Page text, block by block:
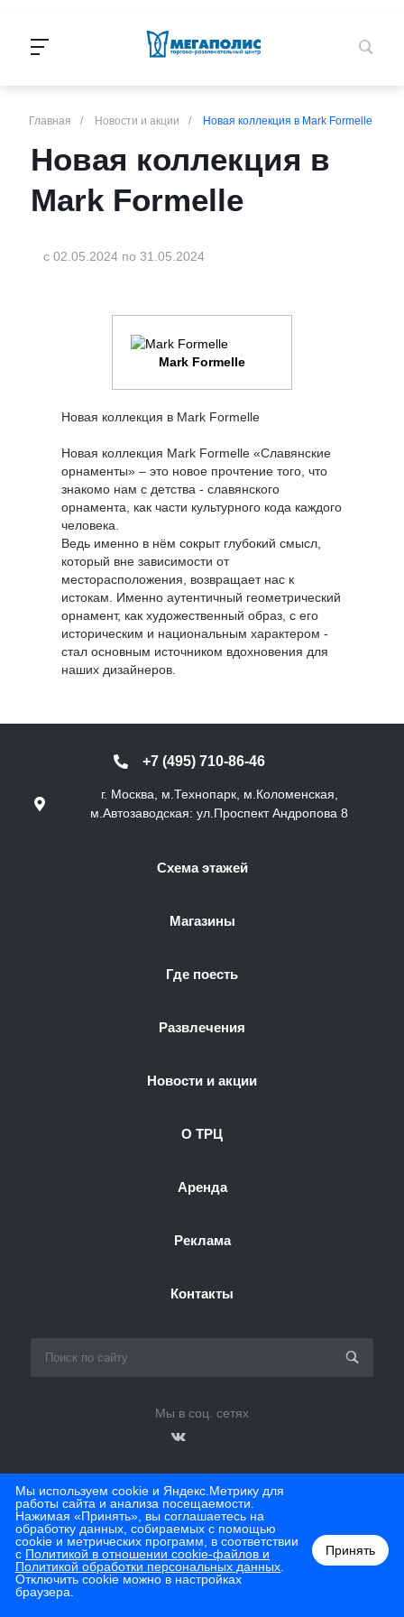
Главная / Новости и акции / Новая коллекция в Mark Formelle
Новая коллекция в
Mark Formelle
с 02.05.2024 по 31.05.2024
Mark Formelle
Новая коллекция в Mark Formelle
Новая коллекция Mark Formelle «Славянские
орнаменты» – это новое прочтение того, что
знакомо нам с детства - славянского
орнамента, как части культурного кода каждого
человека.
Ведь именно в нём сокрыт глубокий смысл,
который вне зависимости от
месторасположения, возвращает нас к
истокам. Именно аутентичный геометрический
орнамент, как художественный образ, с его
историческим и национальным характером -
стал основным источником вдохновения для
наших дизайнеров.
+7 (495) 710-86-46
г. Москва, м.Технопарк, м.Коломенская,
м.Автозаводская: ул.Проспект Андропова 8
Схема этажей
Магазины
Где поесть
Развлечения
Новости и акции
О ТРЦ
Аренда
Реклама
Контакты
Мы в соц. сетях
© 2026 ТЦ Мегаполис
Мы используем cookie и Яндекс.Метрику для
работы сайта и анализа посещаемости.
Нажимая «Принять», вы соглашаетесь на
обработку данных, собираемых с помощью
cookie и метрических программ, в соответствии
с Политикой в отношении cookie-файлов и
Политикой обработки персональных данных
Отключить cookie можно в настройках
браузера.
Принять